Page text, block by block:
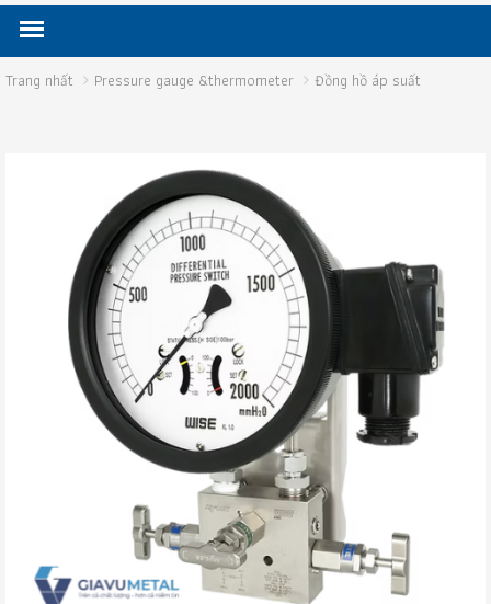
Trang nhất Pressure gauge &thermometer Đồng hồ áp suất